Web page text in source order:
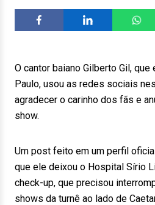
O cantor baiano Gilberto Gil,
Paulo, usou as redes sociais
agradecer o carinho dos fãs e
show.
Um post feito em um perfil
que ele deixou o Hospital Sírio
check-up, que precisou
shows da turnê ao lado de